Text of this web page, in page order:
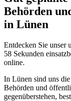
Behörden
in Lünen
Entdecken Sie unser
58 Sekunden
online.
In Lünen sind uns
Behörden und
gegenüberstehen,